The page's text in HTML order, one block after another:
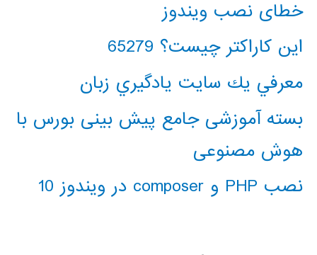
خطای نصب ویندوز
این کاراکتر چیست؟ 65279
معرفي يك سايت يادگيري زبان
بسته آموزشی جامع پیش بینی بورس با
هوش مصنوعی
نصب PHP و composer در ویندوز 10